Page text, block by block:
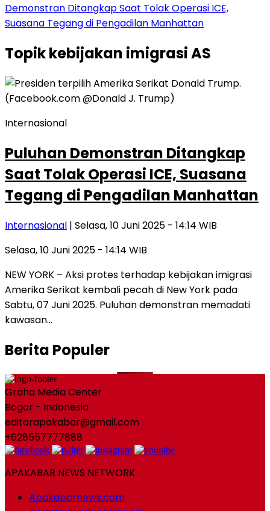
Demonstran Ditangkap Saat Tolak Operasi ICE,
Suasana Tegang di Pengadilan Manhattan
Topikkebijakan imigrasi AS
Internasional
Puluhan Demonstran Ditangkap
Saat Tolak Operasi ICE, Suasana
Tegang di Pengadilan Manhattan
Internasional | Selasa, 10 Juni 2025 - 14:14 WIB
Selasa, 10 Juni 2025 - 14:14 WIB
NEW YORK – Aksi protes terhadap kebijakan imigrasi
Amerika Serikat kembali pecah di New York pada
Sabtu, 07 Juni 2025. Puluhan demonstran memadati
kawasan…
Berita Populer
Graha Media Center
Bogor - Indonesia
editorapakabar@gmail.com
+628557777888
APAKABAR NEWS NETWORK
Apakabarnews.com